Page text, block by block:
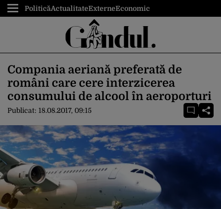
PoliticăActualitateExterneEconomic
Compania aeriană preferată de
români care cere interzicerea
consumului de alcool în aeroporturi
Publicat: 18.08.2017, 09:15